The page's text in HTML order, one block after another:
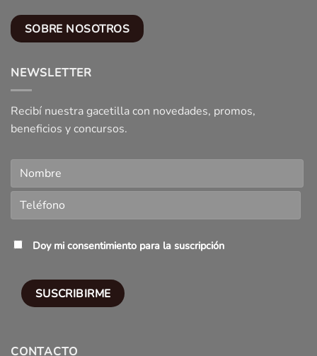
SOBRE NOSOTROS
NEWSLETTER
Recibí nuestra gacetilla con novedades, promos,
beneficios y concursos.
Doy mi consentimiento para la suscripción
CONTACTO